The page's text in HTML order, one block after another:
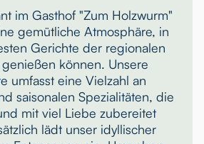
im Gasthof "Zum Holzwurm"
gemütliche Atmosphäre, in
Gerichte der regionalen
können. Unsere
umfasst eine Vielzahl an
saisonalen Spezialitäten, die
mit viel Liebe zubereitet
lädt unser idyllischer